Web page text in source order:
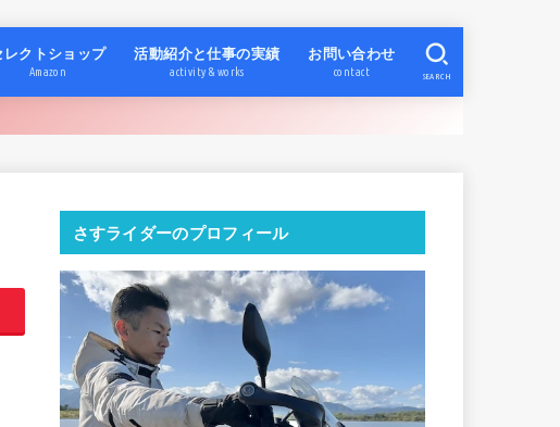
レクトショップ
Amazon
活動紹介と仕事の実績
activity & works
お問い合わせ
contact SEARCH
さすライダーのプロフィール